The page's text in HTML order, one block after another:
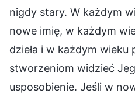
nigdy stary. W każdym
nowe imię, w każdym
dzieła i w każdym wieku
stworzeniom widzieć
usposobienie. Jeśli w